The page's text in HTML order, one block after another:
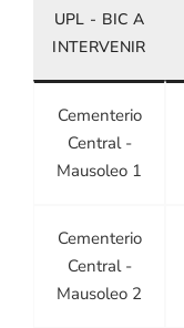
UPL - BIC A
INTERVENIR
Cementerio
Central -
Mausoleo 1
Cementerio
Central -
Mausoleo 2